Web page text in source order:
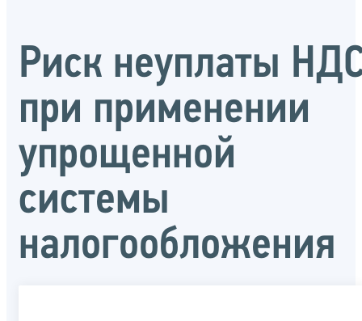
Риск неуплаты
при применении
упрощенной
системы
налогообложения